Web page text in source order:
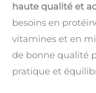
haute qualité et
besoins en
vitamines et en
de bonne qualité
pratique et